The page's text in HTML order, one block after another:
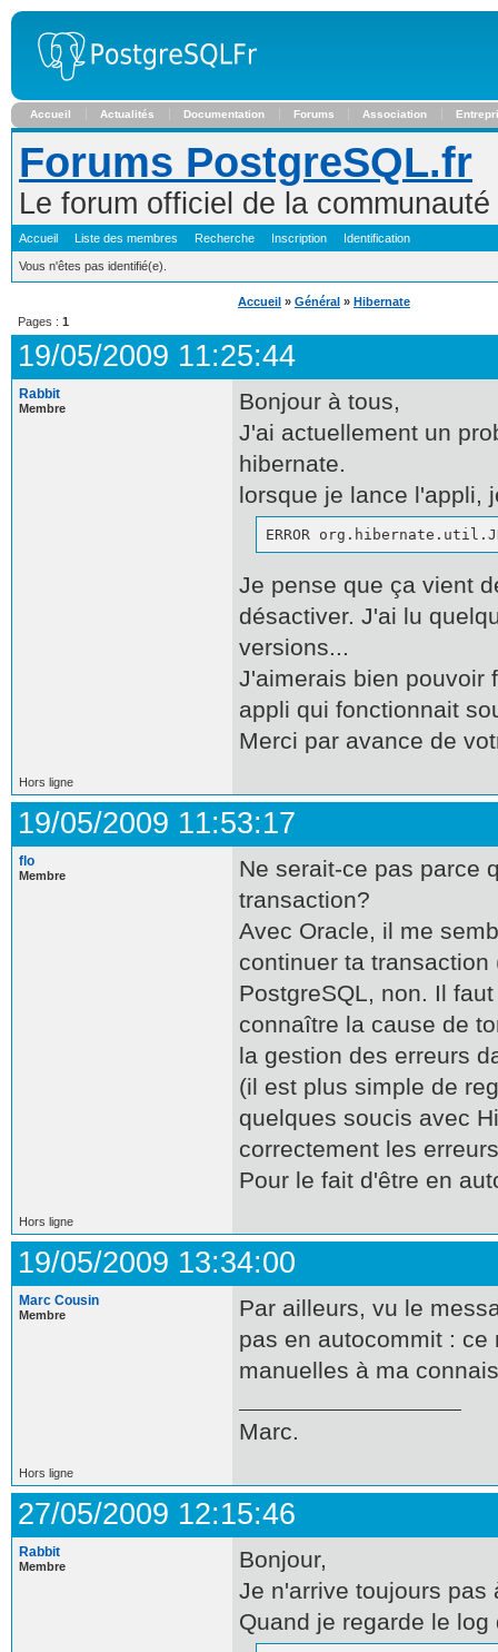
Accueil Actualités Documentation Forums Association
Forums PostgreSQL.fr
Le forum officiel de la
Accueil Liste des membres Recherche Inscription Identification
Vous n'êtes pas identifié(e).
Accueil » Général » Hibernate
Pages : 1
19/05/2009 11:25:44
Rabbit
Membre
Bonjour à tous,
J'ai actuellement un
hibernate.
lorsque je lance l'appli,
ERROR
Je pense que ça vient
désactiver. J'ai lu
versions...
J'aimerais bien pouvoir
appli qui fonctionnait
Merci par avance de
Hors ligne
19/05/2009 11:53:17
flo
Membre
Ne serait-ce pas parce
transaction?
Avec Oracle, il me
continuer ta
PostgreSQL, non. Il
connaître la cause de
la gestion des erreurs
(il est plus simple de
quelques soucis avec
correctement les
Pour le fait d'être en
Hors ligne
19/05/2009 13:34:00
Marc Cousin
Membre
Par ailleurs, vu le
pas en autocommit :
manuelles à ma
Marc.
Hors ligne
27/05/2009 12:15:46
Rabbit
Membre
Bonjour,
Je n'arrive toujours pas
Quand je regarde le